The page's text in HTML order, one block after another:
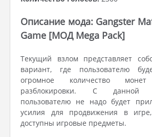
Описание мода: Gangster
Game [МОД Mega Pack]
Текущий взлом представляет
вариант, где пользователю
огромное количество
разблокировки. С данной
пользователю не надо будет
усилия для продвижения в
доступны игровые предметы.